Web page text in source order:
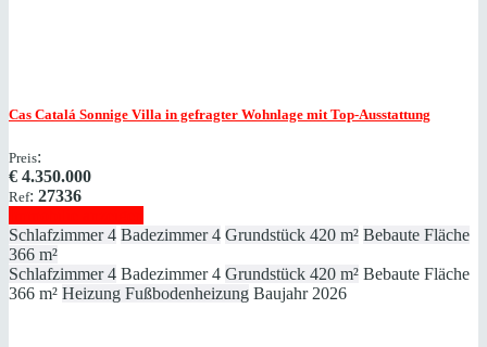
Cas Catalá Sonnige Villa in gefragter Wohnlage mit Top-Ausstattung
Preis:
€ 4.350.000
Ref: 27336
Schlafzimmer 4 Badezimmer 4 Grundstück 420 m² Bebaute Fläche
366 m²
Schlafzimmer 4 Badezimmer 4 Grundstück 420 m² Bebaute Fläche
366 m² Heizung Fußbodenheizung Baujahr 2026